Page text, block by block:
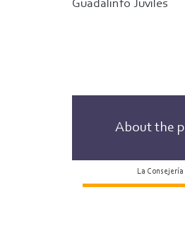
Guadalinfo Juviles
About the
La